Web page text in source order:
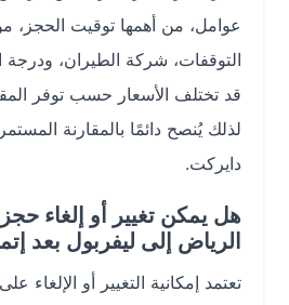
عوامل، من أهمها توقيت الحجز، موسم
التوقفات، شركة الطيران، ودرجة السفر
قد تختلف الأسعار حسب توفر المقاعد
لذلك يُنصح دائمًا بالمقارنة المستمرة
دايركت.
هل يمكن تغيير أو إلغاء حجز
الرياض إلى ليفربول بعد إتمام
تعتمد إمكانية التغيير أو الإلغاء على